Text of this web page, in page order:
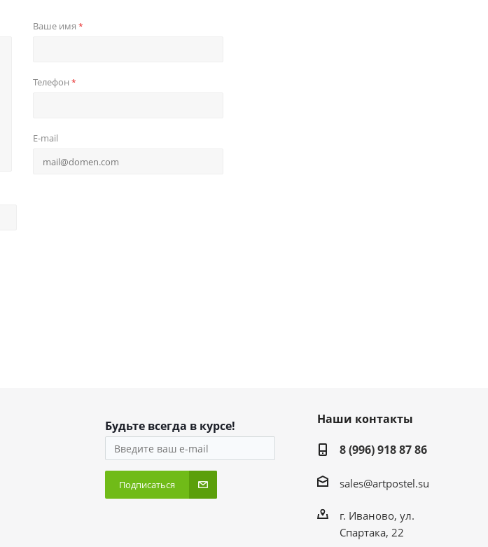
Ваше имя *
Телефон *
E-mail
Будьте всегда в курсе!
Подписаться
Наши контакты
8 (996) 918 87 86
sales@artpostel.su
г. Иваново, ул.
Спартака, 22